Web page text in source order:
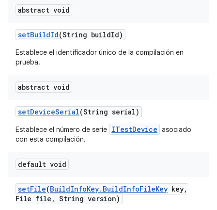
abstract void
setBuildId(String buildId)
Establece el identificador único de la compilación en
prueba.
abstract void
setDeviceSerial(String serial)
Establece el número de serie ITestDevice asociado
con esta compilación.
default void
setFile(BuildInfoKey. BuildInfoFileKey key,
File file , String version)